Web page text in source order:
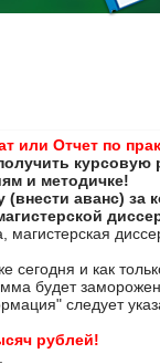
или Отчет по
курсовую
и методичке!
(внести аванс)
магистерская
сегодня и как
будет
следует
рублей!